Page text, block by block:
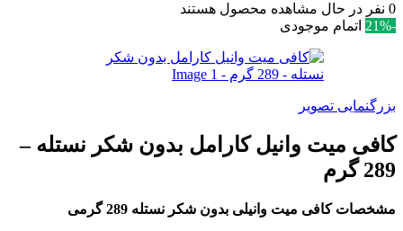
0 نفر در حال مشاهده محصول هستند
-21%
اتمام موجودی
بزرگنمایی تصویر
کافی میت وانیل کارامل بدون شکر نستله –
289 گرم
مشخصات کافی میت وانیلی بدون شکر نستله 289 گرمی